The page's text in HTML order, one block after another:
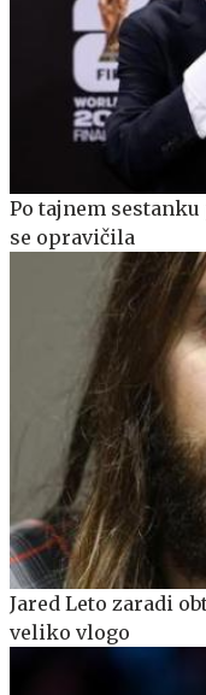
Po tajnem
se opravičila
Jared Leto zaradi
veliko vlogo